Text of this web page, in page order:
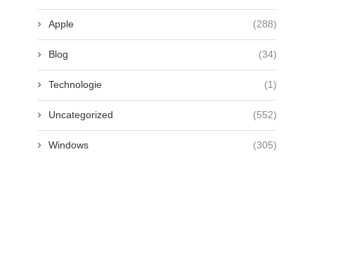
Apple (288)
Blog (34)
Technologie (1)
Uncategorized (552)
Windows (305)